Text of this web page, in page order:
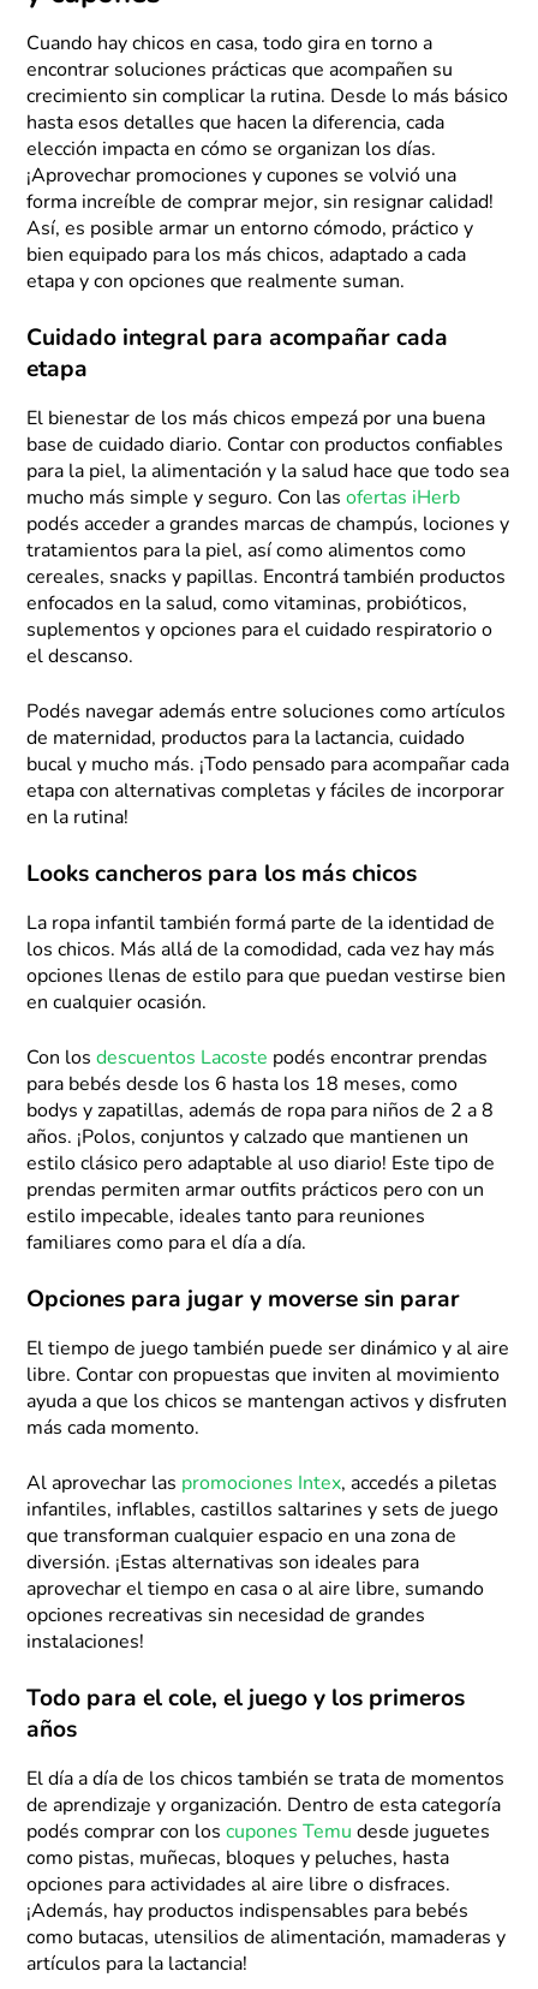
Cuando hay chicos en casa, todo gira en torno a
encontrar soluciones prácticas que acompañen su
crecimiento sin complicar la rutina. Desde lo más básico
hasta esos detalles que hacen la diferencia, cada
elección impacta en cómo se organizan los días.
¡Aprovechar promociones y cupones se volvió una
forma increíble de comprar mejor, sin resignar calidad!
Así, es posible armar un entorno cómodo, práctico y
bien equipado para los más chicos, adaptado a cada
etapa y con opciones que realmente suman.
Cuidado integral para acompañar cada
etapa
El bienestar de los más chicos empezá por una buena
base de cuidado diario. Contar con productos confiables
para la piel, la alimentación y la salud hace que todo sea
mucho más simple y seguro. Con lasofertas iHerb
podés acceder a grandes marcas de champús, lociones y
tratamientos para la piel, así como alimentos como
cereales, snacks y papillas. Encontrá también productos
enfocados en la salud, como vitaminas, probióticos,
suplementos y opciones para el cuidado respiratorio o
el descanso.
Podés navegar además entre soluciones como artículos
de maternidad, productos para la lactancia, cuidado
bucal y mucho más. ¡Todo pensado para acompañar cada
etapa con alternativas completas y fáciles de incorporar
en la rutina!
Looks cancheros para los más chicos
La ropa infantil también formá parte de la identidad de
los chicos. Más allá de la comodidad, cada vez hay más
opciones llenas de estilo para que puedan vestirse bien
en cualquier ocasión.
Con losdescuentos Lacoste podés encontrar prendas
para bebés desde los 6 hasta los 18 meses, como
bodys y zapatillas, además de ropa para niños de 2 a 8
años. ¡Polos, conjuntos y calzado que mantienen un
estilo clásico pero adaptable al uso diario! Este tipo de
prendas permiten armar outfits prácticos pero con un
estilo impecable, ideales tanto para reuniones
familiares como para el día a día.
Opciones para jugar y moverse sin parar
El tiempo de juego también puede ser dinámico y al aire
libre. Contar con propuestas que inviten al movimiento
ayuda a que los chicos se mantengan activos y disfruten
más cada momento.
Al aprovechar las promociones Intex, accedés a piletas
infantiles, inflables, castillos saltarines y sets de juego
que transforman cualquier espacio en una zona de
diversión. ¡Estas alternativas son ideales para
aprovechar el tiempo en casa o al aire libre, sumando
opciones recreativas sin necesidad de grandes
instalaciones!
Todo para el cole, el juego y los primeros
años
El día a día de los chicos también se trata de momentos
de aprendizaje y organización. Dentro de esta categoría
podés comprar con loscupones Temu desde juguetes
como pistas, muñecas, bloques y peluches, hasta
opciones para actividades al aire libre o disfraces.
¡Además, hay productos indispensables para bebés
como butacas, utensilios de alimentación, mamaderas y
artículos para la lactancia!